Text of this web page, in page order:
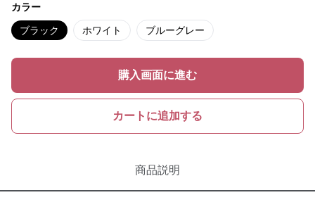
カラー
ブラック ホワイト ブルーグレー
購入画面に進む
カートに追加する
商品説明